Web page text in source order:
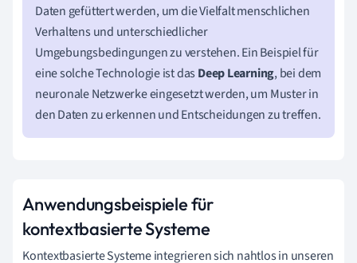
Daten gefüttert werden, um die Vielfalt menschlichen
Verhaltens und unterschiedlicher
Umgebungsbedingungen zu verstehen. Ein Beispiel für
eine solche Technologie ist das Deep Learning, bei dem
neuronale Netzwerke eingesetzt werden, um Muster in
den Daten zu erkennen und Entscheidungen zu treffen.
Anwendungsbeispiele für
kontextbasierte Systeme
Kontextbasierte Systeme integrieren sich nahtlos in unseren